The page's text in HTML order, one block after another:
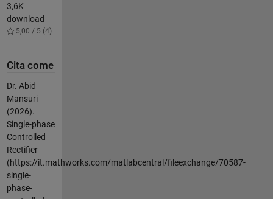
3,6K
download
5,00 / 5 (4)
Cita come
Dr. Abid
Mansuri
(2026).
Single-phase
Controlled
Rectifier
(https://it.mathworks.com/matlabcentral/fileexchange/70587-
single-
phase-